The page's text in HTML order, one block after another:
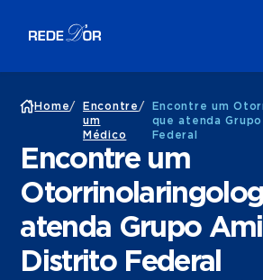
Home/
Encontre
um
Médico
/
Encontre um
que atenda
Federal
Encontre um
atenda Grupo
Distrito Federal